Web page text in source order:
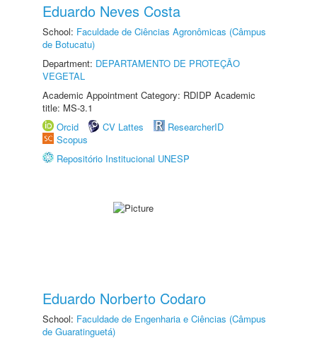
Eduardo Neves Costa
School: Faculdade de Ciências Agronômicas (Câmpus
de Botucatu)
Department: DEPARTAMENTO DE PROTEÇÃO
VEGETAL
Academic Appointment Category: RDIDP Academic
title: MS-3.1
Orcid
CV Lattes
ResearcherID
Scopus
Repositório Institucional UNESP
Eduardo Norberto Codaro
School: Faculdade de Engenharia e Ciências (Câmpus
de Guaratinguetá)